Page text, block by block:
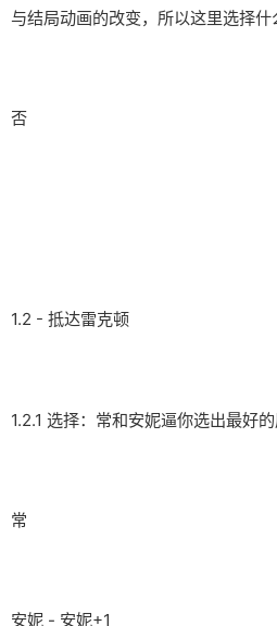
与结局动画的改变，所以这里选择什
否
1.2 - 抵达雷克顿
1.2.1 选择：常和安妮逼你选出最好
常
安妮 - 安妮+1